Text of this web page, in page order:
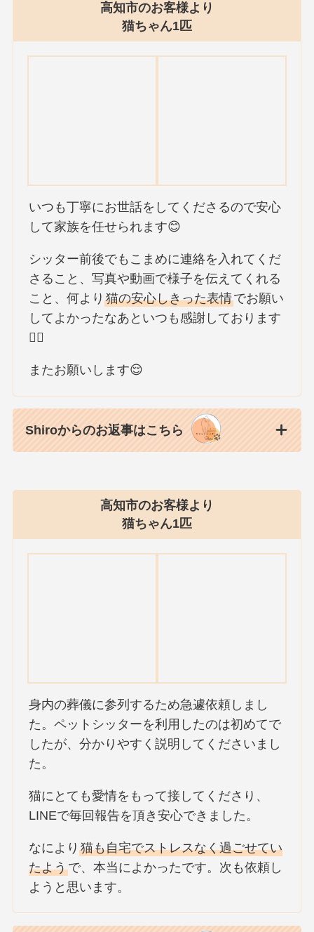
高知市のお客様より
猫ちゃん1匹
いつも丁寧にお世話をしてくださるので安心
して家族を任せられます😊
シッター前後でもこまめに連絡を入れてくだ
さること、写真や動画で様子を伝えてくれる
こと、何より猫の安心しきった表情でお願い
してよかったなあといつも感謝しております
🙇‍♀️
またお願いします😌
Shiroからのお返事はこちら
高知市のお客様より
猫ちゃん1匹
身内の葬儀に参列するため急遽依頼しまし
た。ペットシッターを利用したのは初めてで
したが、分かりやすく説明してくださいまし
た。
猫にとても愛情をもって接してくださり、
LINEで毎回報告を頂き安心できました。
なにより猫も自宅でストレスなく過ごせてい
たようで、本当によかったです。次も依頼し
ようと思います。